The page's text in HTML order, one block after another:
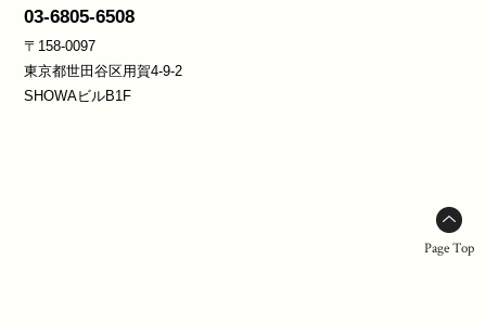
03-6805-6508
〒158-0097
東京都世田谷区用賀4-9-2
SHOWAビルB1F
Page Top